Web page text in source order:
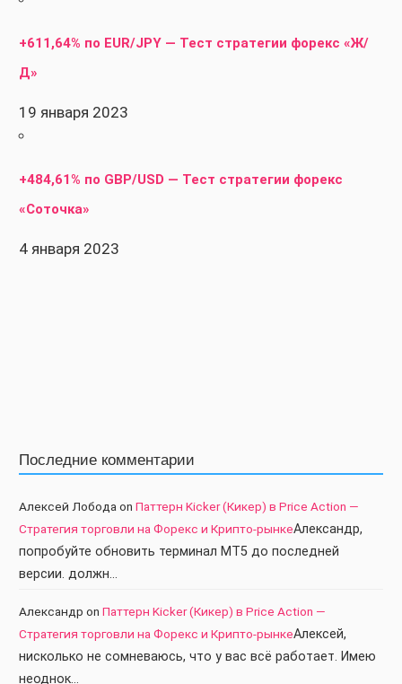
+611,64% по EUR/JPY — Тест стратегии форекс «Ж/
Д»
19 января 2023
+484,61% по GBP/USD — Тест стратегии форекс
«Соточка»
4 января 2023
Последние комментарии
Алексей Лобода on Паттерн Kicker (Кикер) в Price Action —
Стратегия торговли на Форекс и Крипто-рынкеАлександр,
попробуйте обновить терминал МТ5 до последней
версии. должн…
Александр on Паттерн Kicker (Кикер) в Price Action —
Стратегия торговли на Форекс и Крипто-рынкеАлексей,
нисколько не сомневаюсь, что у вас всё работает. Имею
неоднок…